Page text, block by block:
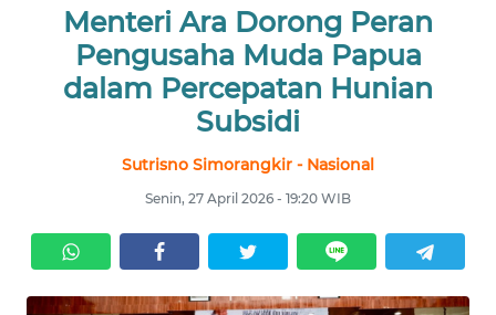
Menteri Ara Dorong Peran
Pengusaha Muda Papua
dalam Percepatan Hunian
Subsidi
Sutrisno Simorangkir - Nasional
Senin, 27 April 2026 - 19:20 WIB
NASIONAL
DAERAH
EKUIN